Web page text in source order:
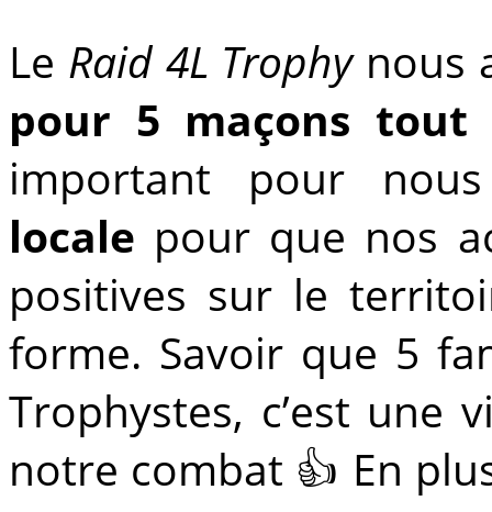
Le Raid 4L Trophynous
pour 5 maçons tout
important pour
locale pour que nos
positives sur le
forme. Savoir que 5
Trophystes, c’est une
notre combat 👍 En